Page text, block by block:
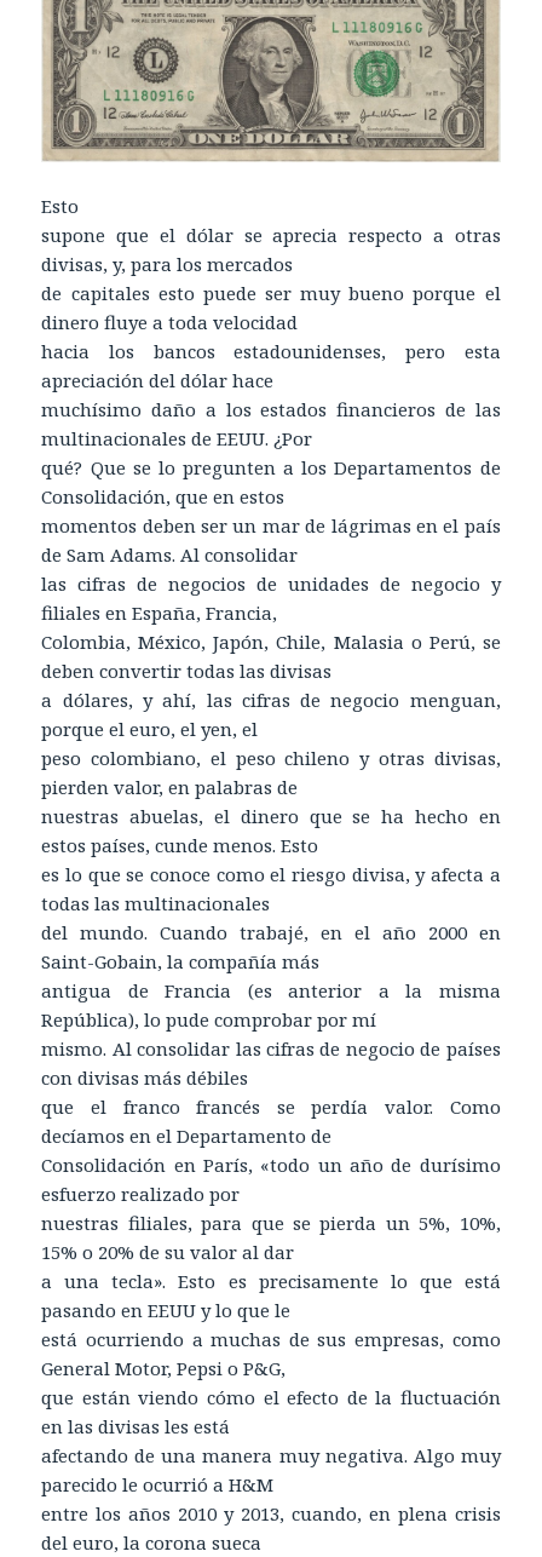
Esto
supone que el dólar se aprecia respecto a otras
divisas, y, para los mercados
de capitales esto puede ser muy bueno porque el
dinero fluye a toda velocidad
hacia los bancos estadounidenses, pero esta
apreciación del dólar hace
muchísimo daño a los estados financieros de las
multinacionales de EEUU. ¿Por
qué? Que se lo pregunten a los Departamentos de
Consolidación, que en estos
momentos deben ser un mar de lágrimas en el país
de Sam Adams. Al consolidar
las cifras de negocios de unidades de negocio y
filiales en España, Francia,
Colombia, México, Japón, Chile, Malasia o Perú, se
deben convertir todas las divisas
a dólares, y ahí, las cifras de negocio menguan,
porque el euro, el yen, el
peso colombiano, el peso chileno y otras divisas,
pierden valor, en palabras de
nuestras abuelas, el dinero que se ha hecho en
estos países, cunde menos. Esto
es lo que se conoce como el riesgo divisa, y afecta a
todas las multinacionales
del mundo. Cuando trabajé, en el año 2000 en
Saint-Gobain, la compañía más
antigua de Francia (es anterior a la misma
República), lo pude comprobar por mí
mismo. Al consolidar las cifras de negocio de países
con divisas más débiles
que el franco francés se perdía valor. Como
decíamos en el Departamento de
Consolidación en París, «todo un año de durísimo
esfuerzo realizado por
nuestras filiales, para que se pierda un 5%, 10%,
15% o 20% de su valor al dar
a una tecla». Esto es precisamente lo que está
pasando en EEUU y lo que le
está ocurriendo a muchas de sus empresas, como
General Motor, Pepsi o P&G,
que están viendo cómo el efecto de la fluctuación
en las divisas les está
afectando de una manera muy negativa. Algo muy
parecido le ocurrió a H&M
entre los años 2010 y 2013, cuando, en plena crisis
del euro, la corona sueca